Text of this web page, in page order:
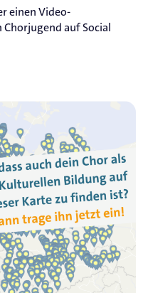
einen Video-
auf Social